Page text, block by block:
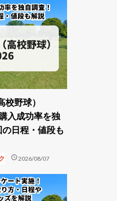
校野球）
入成功率を独
日程・値段も
schedule2026/08/07